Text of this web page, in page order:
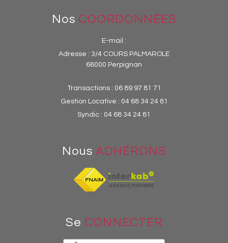
Nos COORDONNÉES
E-mail :
Adresse : 3/4 COURS PALMAROLE
66000 Perpignan
Transactions : 06 89 97 81 71
Gestion Locative : 04 68 34 24 81
Syndic : 04 68 34 24 81
Nous ADHÉRONS
Se CONNECTER